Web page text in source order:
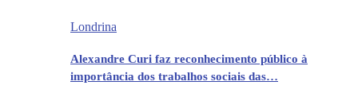
Londrina
Alexandre Curi faz reconhecimento público à
importância dos trabalhos sociais das…